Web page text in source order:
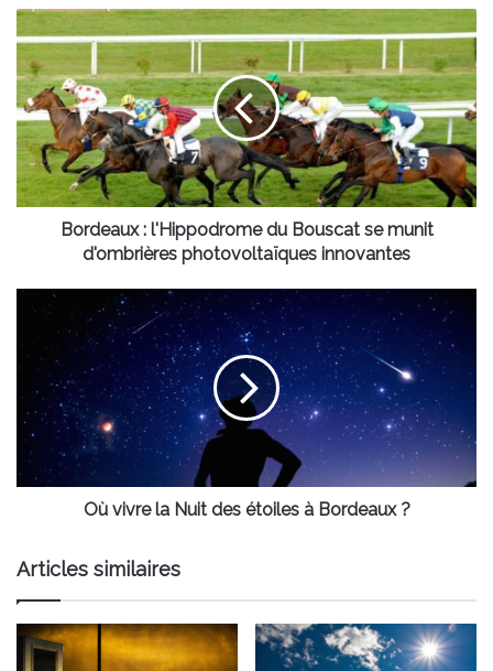
Bordeaux
:
l'Hippodrome
du
Bouscat
se
munit
d'ombrières
photovoltaïques
innovantesBordeaux : l'Hippodrome du Bouscat se munit
d'ombrières photovoltaïques innovantes
Nuit
des
étoiles
Bordeaux
?
Où vivre la Nuit des étoiles à Bordeaux ?
Articles similaires